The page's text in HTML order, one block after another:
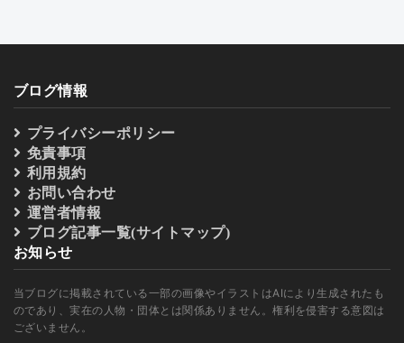
ブログ情報
プライバシーポリシー
免責事項
利用規約
お問い合わせ
運営者情報
ブログ記事一覧(サイトマップ)
お知らせ
当ブログに掲載されている一部の画像やイラストはAIにより生成されたも
のであり、実在の人物・団体とは関係ありません。権利を侵害する意図は
ございません。